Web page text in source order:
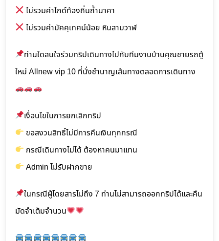
ไม่รวมค่าไกด์ท้องถิ่นถ้ำนาคา
ไม่รวมค่ามัคคุเทศน์น้อย หินสามวาฬ
ท่านใดสนใจร่วมทริปเดินทางไปกับทีมงานบ้านคุณชายรถตู้
ใหม่ Allnew vip 10 ที่นั่งชำนาญเส้นทางตลอดการเดินทาง
เงื่อนไขในการยกเลิกทริป
ขอสงวนสิทธิ์ไม่มีการคืนเงินทุกกรณี
กรณีเดินทางไม่ได้ ต้องหาคนมาแทน
Admin ไม่รับฝากขาย
ในกรณีผู้โดยสารไม่ถึง 7 ท่านไม่สามารถออกทริปได้และคืน
มัดจำเต็มจำนวน